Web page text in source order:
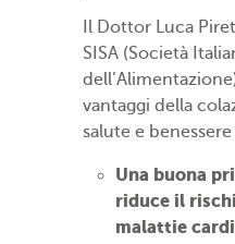
Il Dottor Luca
SISA (Società
vantaggi della
salute e
Una buona
riduce il
malattie